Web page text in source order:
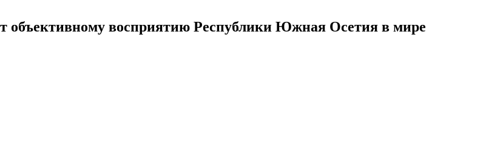
объективному восприятию Республики Южная Осетия в мире